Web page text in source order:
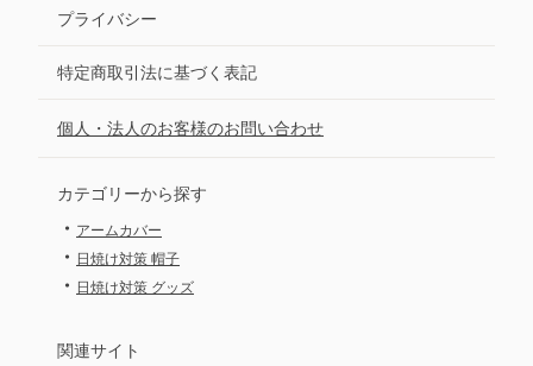
プライバシー
特定商取引法に基づく表記
個人・法人のお客様のお問い合わせ
カテゴリーから探す
・ アームカバー
・ 日焼け対策 帽子
・ 日焼け対策 グッズ
関連サイト